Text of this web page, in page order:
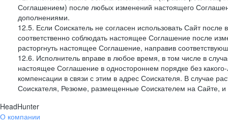
Соглашением) после любых изменений настоящего
дополнениями.
12.5. Если Соискатель не согласен использовать Сайт
соответственно соблюдать настоящее Соглашение после
расторгнуть настоящее Соглашение, направив
12.6. Исполнитель вправе в любое время, в том числе в
настоящее Соглашение в одностороннем порядке без
компенсации в связи с этим в адрес Соискателя. В случае
Соискателя, Резюме, размещенные Соискателем на Сайте,
HeadHunter
О компании